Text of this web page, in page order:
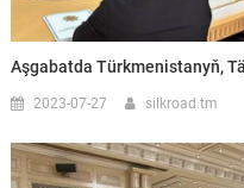
Aşgabatda Türkmenistanyň,
2023-07-27 silkroad.tm